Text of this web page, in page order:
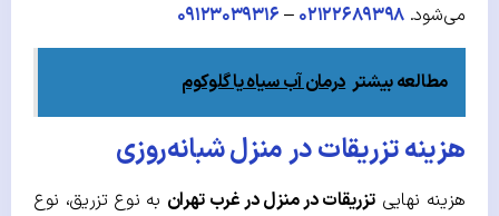
می‌شود. ۰۲۱۲۲۶۸۹۳۹۸ – ۰۹۱۲۳۰۳۹۳۱۶
مطالعه بیشتر درمان آب سیاه یا گلوکوم
هزینه تزریقات در منزل شبانه‌روزی
هزینه نهایی تزریقات در منزل در غرب تهران به نوع تزریق، نوع